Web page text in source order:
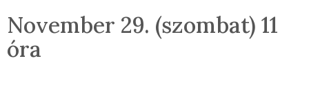
November 29. (szombat) 11
óra